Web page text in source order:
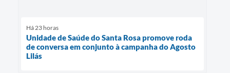
Há 23 horas
Unidade de Saúde do Santa Rosa promove roda
de conversa em conjunto à campanha do Agosto
Lilás